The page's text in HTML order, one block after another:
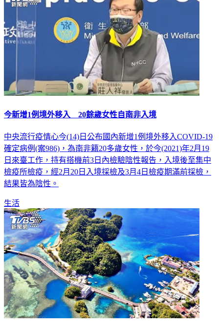
今新增1例境外移入 20餘歲女性自南非入境
中央流行疫情心今(14)日公布國內新增1例境外移入COVID-19
確定病例(案986)，為南非籍20多歲女性，於今(2021)年2月19
日來臺工作，持有搭機前3日內檢驗陰性報告，入境後至集中
檢疫所檢疫，經2月20日入境採檢及3月4日檢疫期滿前採檢，
結果皆為陰性。
生活